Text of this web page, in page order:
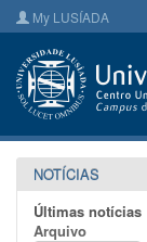
My LUSÍADA
NOTÍCIAS
Últimas notícias
Arquivo